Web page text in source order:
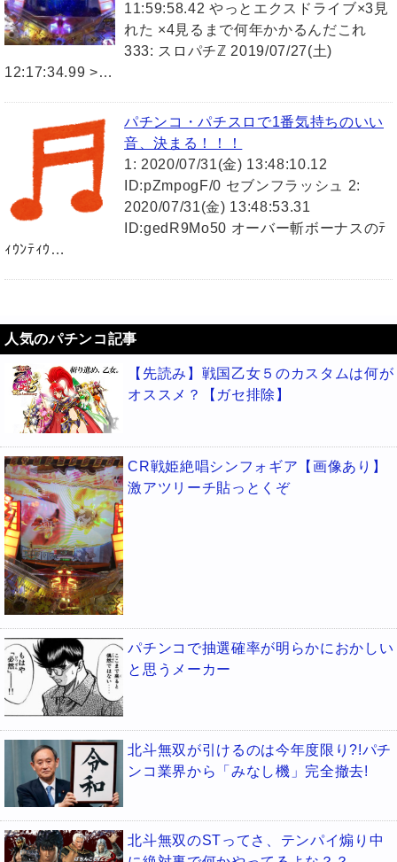
11:59:58.42 やっとエクスドライブ×3見
れた ×4見るまで何年かかるんだこれ
333: スロパチℤ 2019/07/27(土)
12:17:34.99 >…
パチンコ・パチスロで1番気持ちのいい
音、決まる！！！
1: 2020/07/31(金) 13:48:10.12
ID:pZmpogF/0 セブンフラッシュ 2:
2020/07/31(金) 13:48:53.31
ID:gedR9Mo50 オーバー斬ボーナスのﾃ
ｨｳﾝﾃｨｳ…
人気のパチンコ記事
【先読み】戦国乙女５のカスタムは何が
オススメ？【ガセ排除】
CR戦姫絶唱シンフォギア【画像あり】
激アツリーチ貼っとくぞ
パチンコで抽選確率が明らかにおかしい
と思うメーカー
北斗無双が引けるのは今年度限り?!パチ
ンコ業界から「みなし機」完全撤去!
北斗無双のSTってさ、テンパイ煽り中